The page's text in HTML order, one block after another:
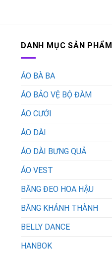
DANH MỤC SẢN PHẨM
ÁO BÀ BA
ÁO BẢO VỆ BỘ ĐÀM
ÁO CƯỚI
ÁO DÀI
ÁO DÀI BƯNG QUẢ
ÁO VEST
BĂNG ĐEO HOA HẬU
BĂNG KHÁNH THÀNH
BELLY DANCE
HANBOK